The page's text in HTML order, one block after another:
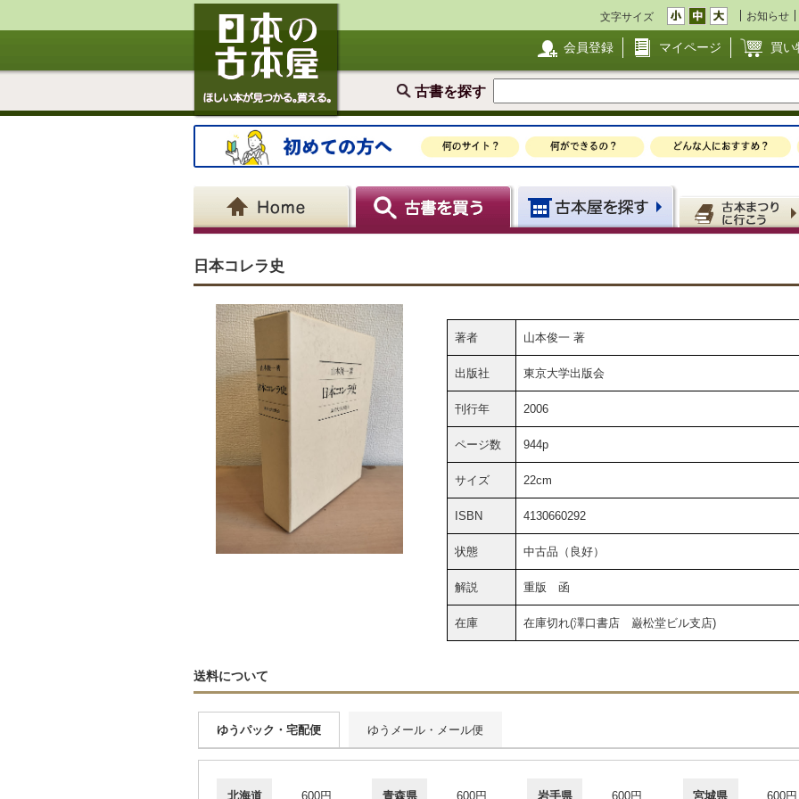
文字サイズ お知らせ
会員登録 マイページ 買い
古書を探す
日本コレラ史
著者 山本俊一 著
出版社 東京大学出版会
刊行年 2006
ページ数 944p
サイズ 22cm
ISBN 4130660292
状態 中古品（良好）
解説 重版 函
在庫 在庫切れ(澤口書店 巌松堂ビル支店)
送料について
ゆうパック・宅配便 ゆうメール・メール便
北海道 600円 青森県 600円 岩手県 600円 宮城県 600円